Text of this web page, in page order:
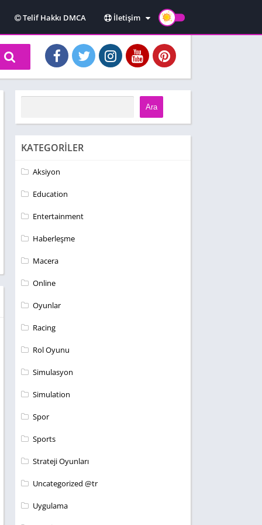
Telif Hakkı DMCA
İletişim
Hakkımızda
Kullanım Koşulları
Ara
KATEGORILER
Aksiyon
Education
Entertainment
Haberleşme
Macera
Online
Oyunlar
Racing
Rol Oyunu
Simulasyon
Simulation
Spor
Sports
Strateji Oyunları
Uncategorized @tr
Uygulama